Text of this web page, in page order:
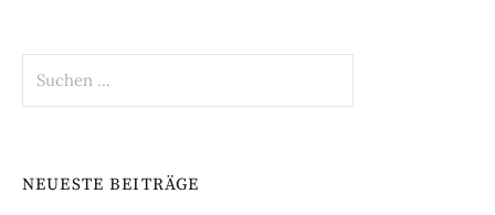
nach:
NEUESTE BEITRÄGE